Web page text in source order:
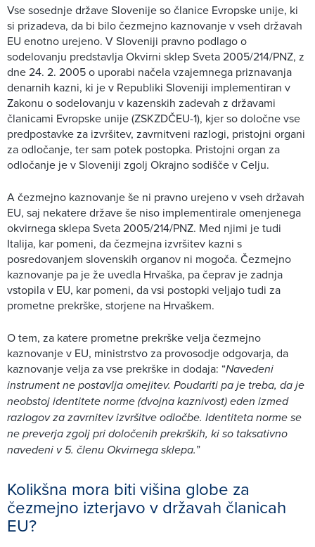
Vse sosednje države Slovenije so članice Evropske unije, ki
si prizadeva, da bi bilo čezmejno kaznovanje v vseh državah
EU enotno urejeno. V Sloveniji pravno podlago o
sodelovanju predstavlja Okvirni sklep Sveta 2005/214/PNZ, z
dne 24. 2. 2005 o uporabi načela vzajemnega priznavanja
denarnih kazni, ki je v Republiki Sloveniji implementiran v
Zakonu o sodelovanju v kazenskih zadevah z državami
članicami Evropske unije (ZSKZDČEU-1), kjer so določne vse
predpostavke za izvršitev, zavrnitveni razlogi, pristojni organi
za odločanje, ter sam potek postopka. Pristojni organ za
odločanje je v Sloveniji zgolj Okrajno sodišče v Celju.
A čezmejno kaznovanje še ni pravno urejeno v vseh državah
EU, saj nekatere države še niso implementirale omenjenega
okvirnega sklepa Sveta 2005/214/PNZ. Med njimi je tudi
Italija, kar pomeni, da čezmejna izvršitev kazni s
posredovanjem slovenskih organov ni mogoča. Čezmejno
kaznovanje pa je že uvedla Hrvaška, pa čeprav je zadnja
vstopila v EU, kar pomeni, da vsi postopki veljajo tudi za
prometne prekrške, storjene na Hrvaškem.
O tem, za katere prometne prekrške velja čezmejno
kaznovanje v EU, ministrstvo za provosodje odgovarja, da
kaznovanje velja za vse prekrške in dodaja: “Navedeni
instrument ne postavlja omejitev. Poudariti pa je treba, da je
neobstoj identitete norme (dvojna kaznivost) eden izmed
razlogov za zavrnitev izvršitve odločbe. Identiteta norme se
ne preverja zgolj pri določenih prekrških, ki so taksativno
navedeni v 5. členu Okvirnega sklepa.”
Kolikšna mora biti višina globe za
čezmejno izterjavo v državah članicah
EU?